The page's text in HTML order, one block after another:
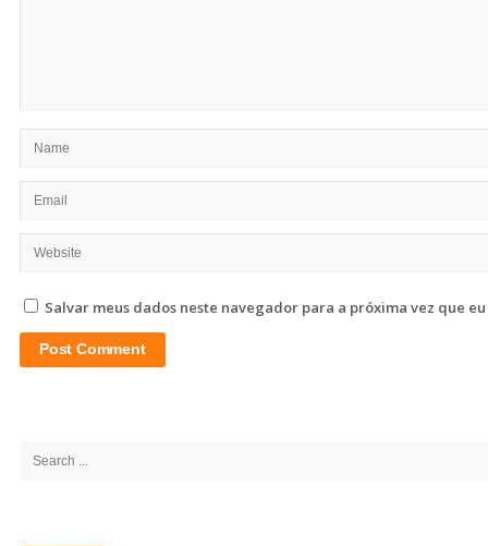
Salvar meus dados neste navegador para a próxima vez que
Search